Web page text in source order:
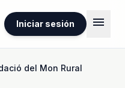
Iniciar sesión menu
del Mon Rural